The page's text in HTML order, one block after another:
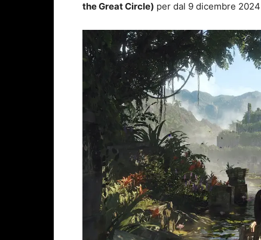
the Great Circle) per dal 9 dicembre